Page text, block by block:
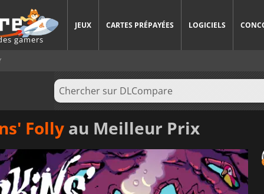
gamers
JEUX CARTES PRÉPAYÉES LOGICIELS
Folly au Meilleur Prix